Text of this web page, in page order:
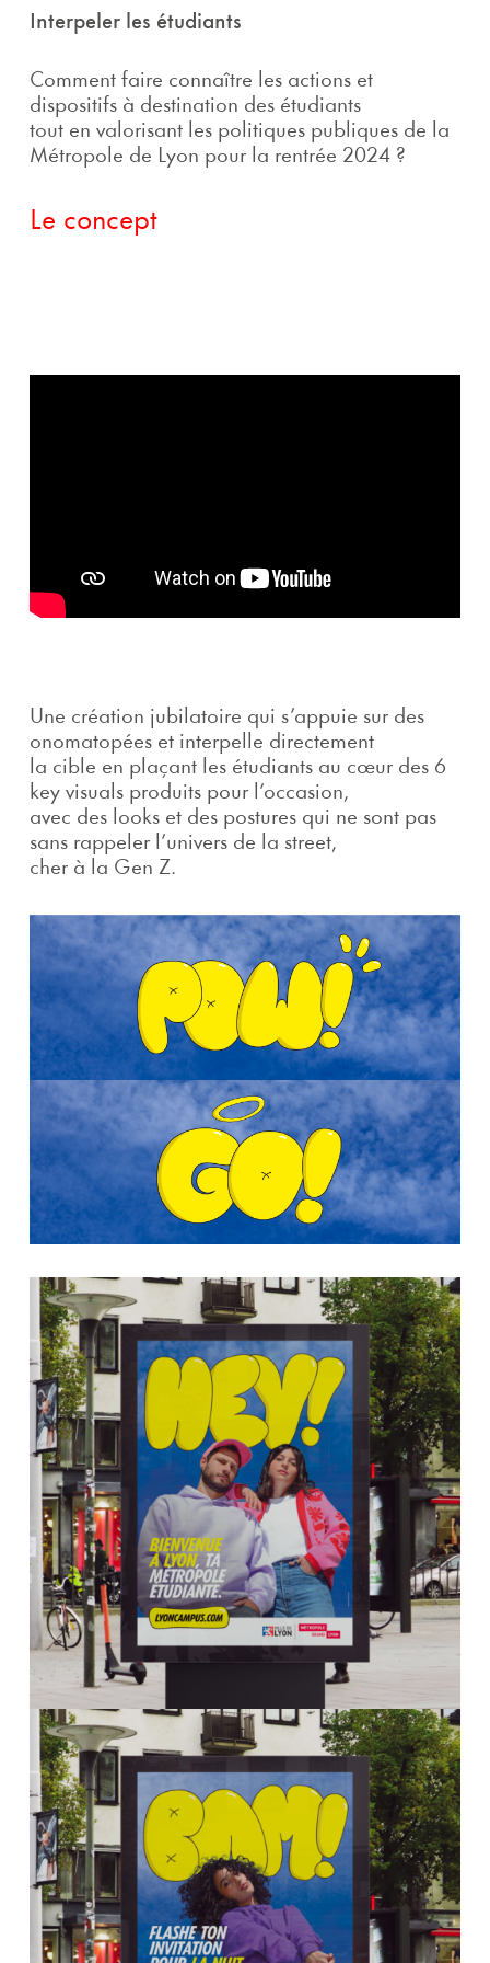
Interpeler les étudiants
Comment faire connaître les actions et
dispositifs à destination des étudiants
tout en valorisant les politiques publiques de la
Métropole de Lyon pour la rentrée 2024 ?
Le concept
Une création jubilatoire qui s’appuie sur des
onomatopées et interpelle directement
la cible en plaçant les étudiants au cœur des 6
key visuals produits pour l’occasion,
avec des looks et des postures qui ne sont pas
sans rappeler l’univers de la street,
cher à la Gen Z.